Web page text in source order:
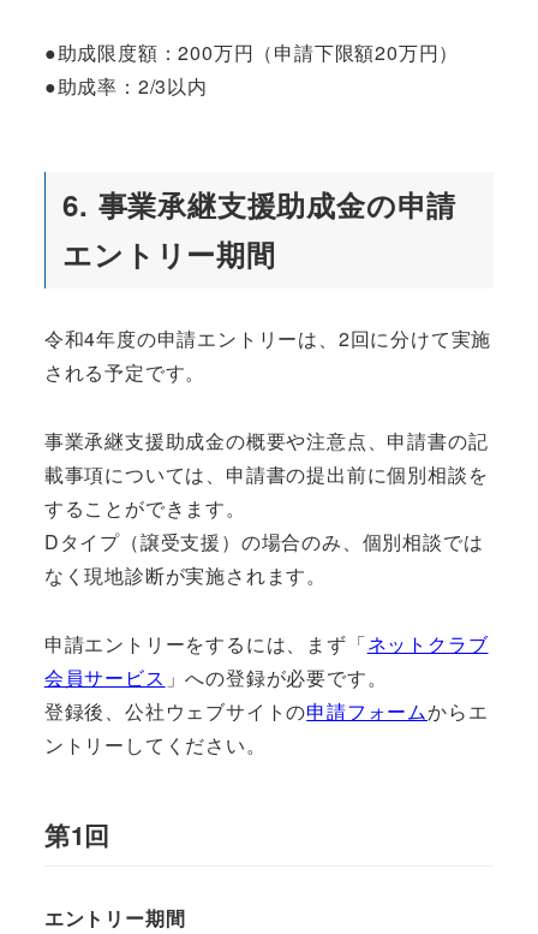
●助成限度額：200万円（申請下限額20万円）
●助成率：2/3以内
6. 事業承継支援助成金の申請
エントリー期間
令和4年度の申請エントリーは、2回に分けて実施
される予定です。
事業承継支援助成金の概要や注意点、申請書の記
載事項については、申請書の提出前に個別相談を
することができます。
Dタイプ（譲受支援）の場合のみ、個別相談では
なく現地診断が実施されます。
申請エントリーをするには、まず「ネットクラブ
会員サービス 」への登録が必要です。
登録後、公社ウェブサイトの申請フォームからエ
ントリーしてください。
第1回
エントリー期間